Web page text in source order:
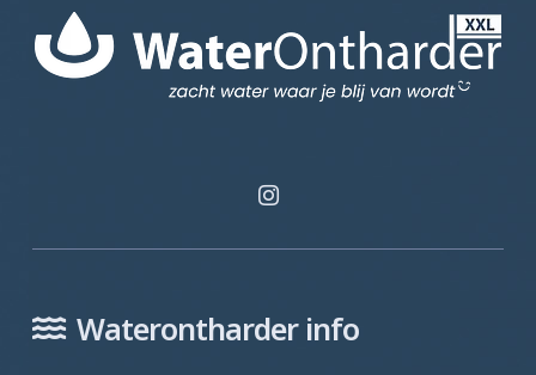
Waterontharder info